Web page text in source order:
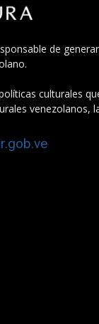
de
culturales
venezolanos,